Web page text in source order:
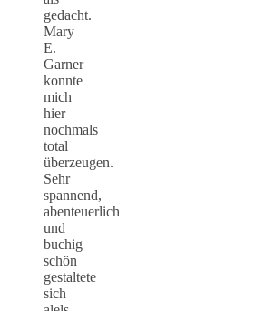
gedacht.
Mary
E.
Garner
konnte
mich
hier
nochmals
total
überzeugen.
Sehr
spannend,
abenteuerlich
und
buchig
schön
gestaltete
sich